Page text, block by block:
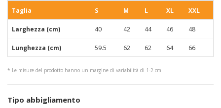
Taglia S M L XL XXL
Larghezza (cm) 40 42 44 46 48
Lunghezza (cm) 59.5 62 62 64 66
* Le misure del prodotto hanno un margine di variabilità di 1-2 cm
Tipo abbigliamento